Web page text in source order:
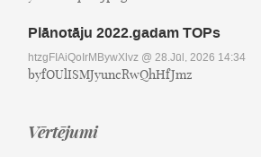
Plānotāju 2022.gadam TOPs
htzgFIAiQoIrMBywXlvz @ 28.Jūl, 2026 14:34
byfOUlISMJyuncRwQhHfJmz
Vērtējumi